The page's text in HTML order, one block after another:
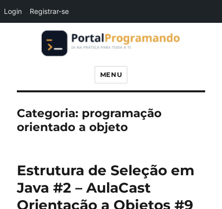
Login Registrar-se
Portal Programando
MENU
Categoria: programação
orientado a objeto
Estrutura de Seleção em
Java #2 – AulaCast
Orientação a Objetos #9